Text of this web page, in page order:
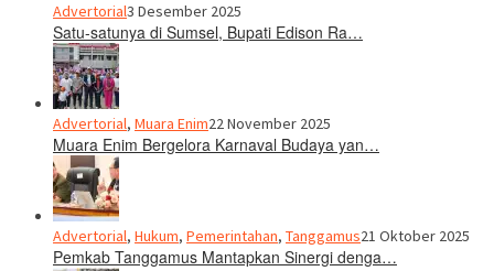
Advertorial3 Desember 2025
Satu-satunya di Sumsel, Bupati Edison Ra…
Advertorial, Muara Enim22 November 2025
Muara Enim Bergelora Karnaval Budaya yan…
Advertorial, Hukum, Pemerintahan, Tanggamus21 Oktober 2025
Pemkab Tanggamus Mantapkan Sinergi denga…